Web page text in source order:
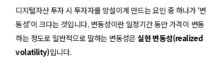
디지털자산 투자 시 투자자를 망설이게 만드는 요인 중 하나가 ‘변
동성'이 크다는 것입니다. 변동성이란 일정기간 동안 가격이 변동
하는 정도로 일반적으로 말하는 변동성은 실현 변동성(realized
volatility)입니다.